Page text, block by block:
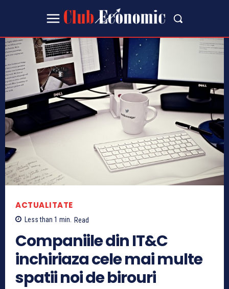
ACTUALITATE
Less than 1 min. Read
Companiile din IT&C
inchiriaza cele mai multe
spatii noi de birouri